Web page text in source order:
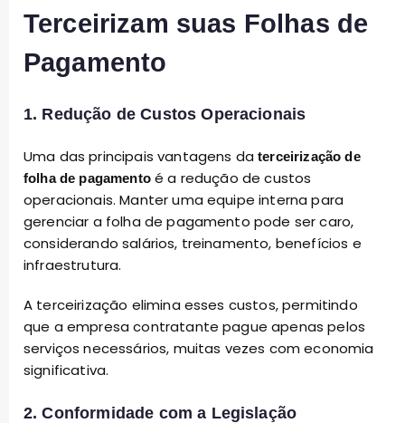
Terceirizam suas Folhas de
Pagamento
1. Redução de Custos Operacionais
Uma das principais vantagens daterceirização de
folha de pagamentoé a redução de custos
operacionais. Manter uma equipe interna para
gerenciar a folha de pagamento pode ser caro,
considerando salários, treinamento, benefícios e
infraestrutura.
A terceirização elimina esses custos, permitindo
que a empresa contratante pague apenas pelos
serviços necessários, muitas vezes com economia
significativa.
2. Conformidade com a Legislação